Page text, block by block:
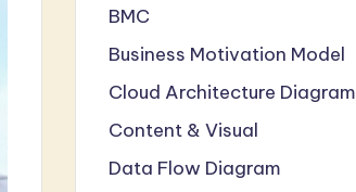
BMC
Business Motivation Model
Cloud Architecture Diagram
Content & Visual
Data Flow Diagram